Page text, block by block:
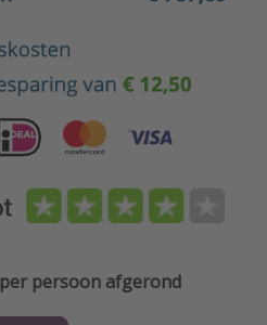
persoon afgerond